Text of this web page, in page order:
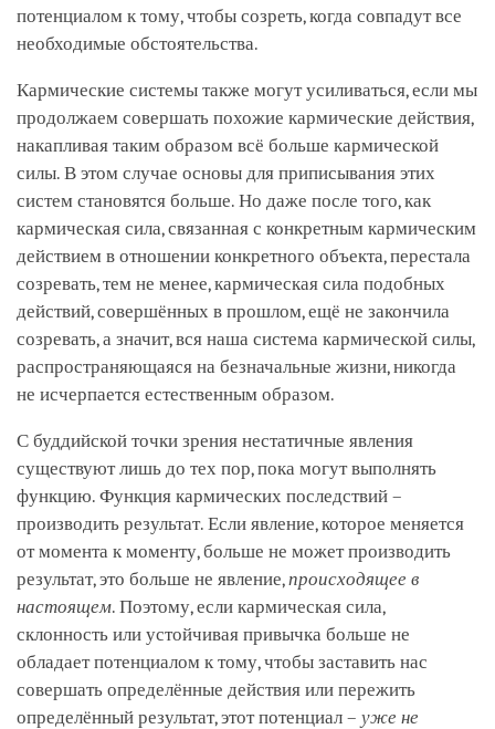
потенциалом к тому, чтобы созреть, когда совпадут все
необходимые обстоятельства.
Кармические системы также могут усиливаться, если мы
продолжаем совершать похожие кармические действия,
накапливая таким образом всё больше кармической
силы. В этом случае основы для приписывания этих
систем становятся больше. Но даже после того, как
кармическая сила, связанная с конкретным кармическим
действием в отношении конкретного объекта, перестала
созревать, тем не менее, кармическая сила подобных
действий, совершённых в прошлом, ещё не закончила
созревать, а значит, вся наша система кармической силы,
распространяющаяся на безначальные жизни, никогда
не исчерпается естественным образом.
С буддийской точки зрения нестатичные явления
существуют лишь до тех пор, пока могут выполнять
функцию. Функция кармических последствий –
производить результат. Если явление, которое меняется
от момента к моменту, больше не может производить
результат, это больше не явление,происходящее в
настоящем. Поэтому, если кармическая сила,
склонность или устойчивая привычка больше не
обладает потенциалом к тому, чтобы заставить нас
совершать определённые действия или пережить
определённый результат, этот потенциал – уже не